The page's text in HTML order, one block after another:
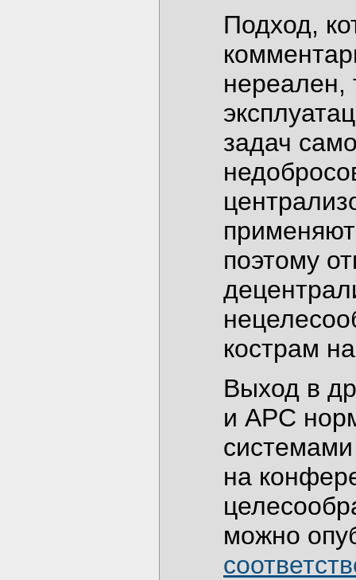
Подход,
нереален,
задач
поэтому
кострам
Выход в
и АРС
на
можно